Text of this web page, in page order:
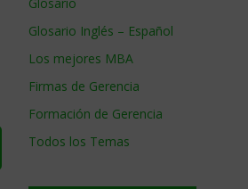
Glosario Inglés – Español
Los mejores MBA
Firmas de Gerencia
Formación de Gerencia
Todos los Temas